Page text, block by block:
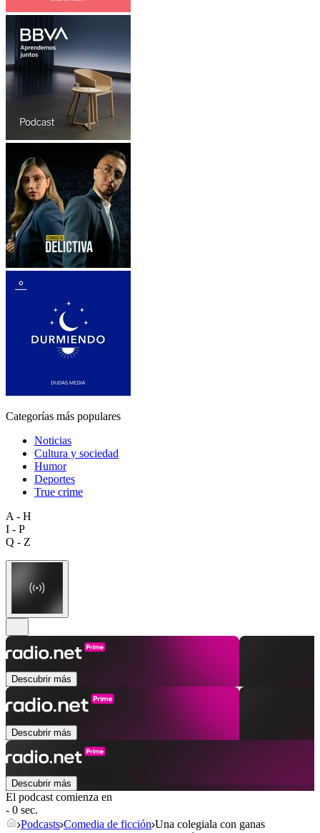
Categorías más populares
Noticias
Cultura y sociedad
Humor
Deportes
True crime
A - H
I - P
Q - Z
Descubrir más
Descubrir más
Descubrir más
El podcast comienza en
- 0 sec.
Podcasts Comedia de ficción Una colegiala con ganas